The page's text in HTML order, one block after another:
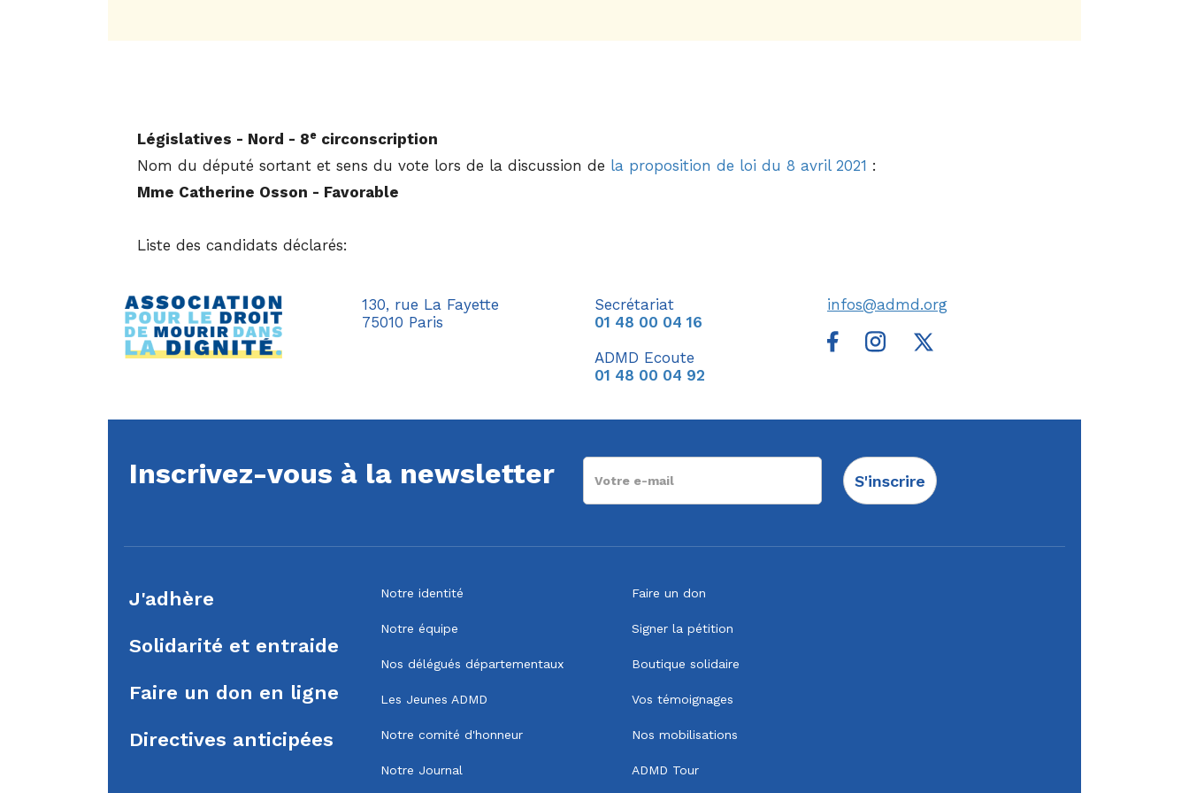
Législatives - Nord - 8e circonscription
Nom du député sortant et sens du vote lors de la discussion de la proposition de loi du 8 avril 2021 :
Mme Catherine Osson - Favorable
Liste des candidats déclarés:
130, rue La Fayette
75010 Paris
Secrétariat
01 48 00 04 16
ADMD Ecoute
01 48 00 04 92
infos@admd.org
Inscrivez-vous à la newsletter S'inscrire
J'adhère
Solidarité et entraide
Faire un don en ligne
Directives anticipées
Notre identité
Notre équipe
Nos délégués départementaux
Les Jeunes ADMD
Notre comité d'honneur
Notre Journal
Faire un don
Signer la pétition
Boutique solidaire
Vos témoignages
Nos mobilisations
ADMD Tour